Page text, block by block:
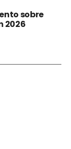
sobre
2026